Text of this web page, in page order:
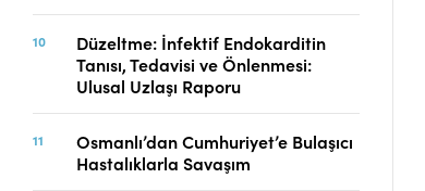
Düzeltme: İnfektif Endokarditin
Tanısı, Tedavisi ve Önlenmesi:
Ulusal Uzlaşı Raporu
Osmanlı’dan Cumhuriyet’e Bulaşıcı
Hastalıklarla Savaşım